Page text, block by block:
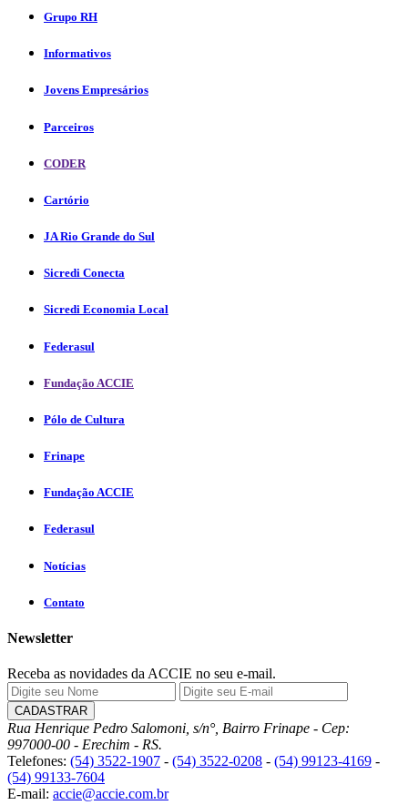
Grupo RH
Informativos
Jovens Empresários
Parceiros
CODER
Cartório
JA Rio Grande do Sul
Sicredi Conecta
Sicredi Economia Local
Federasul
Fundação ACCIE
Pólo de Cultura
Frinape
Fundação ACCIE
Federasul
Notícias
Contato
Newsletter
Receba as novidades da ACCIE no seu e-mail.
Rua Henrique Pedro Salomoni, s/n°, Bairro Frinape - Cep:
997000-00 - Erechim - RS.
Telefones: (54) 3522-1907 - (54) 3522-0208 - (54) 99123-4169 -
(54) 99133-7604
E-mail: accie@accie.com.br